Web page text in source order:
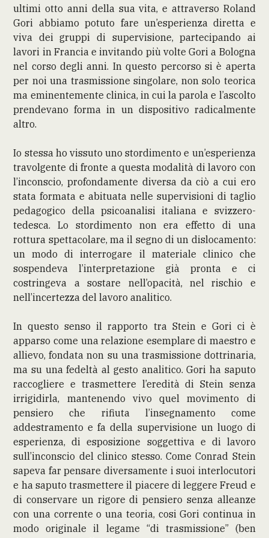
ultimi otto anni della sua vita, e attraverso Roland
Gori abbiamo potuto fare un’esperienza diretta e
viva dei gruppi di supervisione, partecipando ai
lavori in Francia e invitando più volte Gori a Bologna
nel corso degli anni. In questo percorso si è aperta
per noi una trasmissione singolare, non solo teorica
ma eminentemente clinica, in cui la parola e l’ascolto
prendevano forma in un dispositivo radicalmente
altro.
Io stessa ho vissuto uno stordimento e un’esperienza
travolgente di fronte a questa modalità di lavoro con
l’inconscio, profondamente diversa da ciò a cui ero
stata formata e abituata nelle supervisioni di taglio
pedagogico della psicoanalisi italiana e svizzero-
tedesca. Lo stordimento non era effetto di una
rottura spettacolare, ma il segno di un dislocamento:
un modo di interrogare il materiale clinico che
sospendeva l’interpretazione già pronta e ci
costringeva a sostare nell’opacità, nel rischio e
nell’incertezza del lavoro analitico.
In questo senso il rapporto tra Stein e Gori ci è
apparso come una relazione esemplare di maestro e
allievo, fondata non su una trasmissione dottrinaria,
ma su una fedeltà al gesto analitico. Gori ha saputo
raccogliere e trasmettere l’eredità di Stein senza
irrigidirla, mantenendo vivo quel movimento di
pensiero che rifiuta l’insegnamento come
addestramento e fa della supervisione un luogo di
esperienza, di esposizione soggettiva e di lavoro
sull’inconscio del clinico stesso. Come Conrad Stein
sapeva far pensare diversamente i suoi interlocutori
e ha saputo trasmettere il piacere di leggere Freud e
di conservare un rigore di pensiero senza alleanze
con una corrente o una teoria, cosi Gori continua in
modo originale il legame “di trasmissione” (ben